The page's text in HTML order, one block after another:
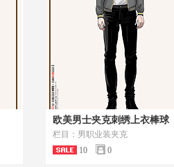
欧美男士夹克刺绣上衣棒球
栏目：男职业装夹克
10
0